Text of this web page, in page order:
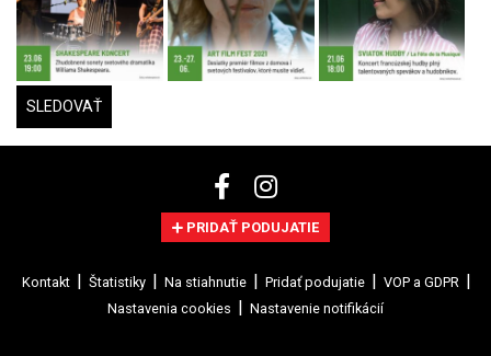
SLEDOVAŤ
PRIDAŤ PODUJATIE
Kontakt Štatistiky Na stiahnutie Pridať podujatie
VOP a GDPR
Nastavenia cookies
Nastavenie notifikácií